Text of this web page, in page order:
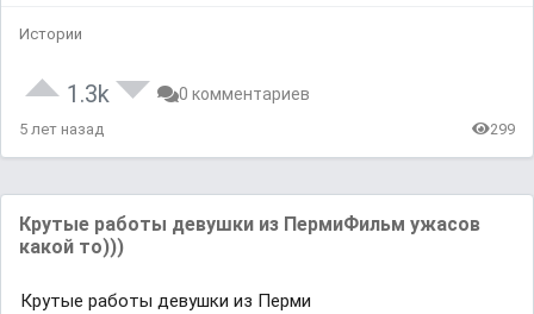
Истории
1.3k 0 комментариев
5 лет назад 299
Крутые работы девушки из ПермиФильм ужасов
какой то)))
Крутые работы девушки из Перми